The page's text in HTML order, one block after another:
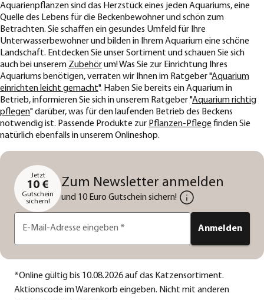
Aquarienpflanzen sind das Herzstück eines jeden Aquariums, eine
Quelle des Lebens für die Beckenbewohner und schön zum
Betrachten. Sie schaffen ein gesundes Umfeld für Ihre
Unterwasserbewohner und bilden in Ihrem Aquarium eine schöne
Landschaft. Entdecken Sie unser Sortiment und schauen Sie sich
auch bei unserem Zubehörum! Was Sie zur Einrichtung Ihres
Aquariums benötigen, verraten wir Ihnen im Ratgeber "Aquarium
einrichten leicht gemacht". Haben Sie bereits ein Aquarium in
Betrieb, informieren Sie sich in unserem Ratgeber "Aquarium richtig
pflegen" darüber, was für den laufenden Betrieb des Beckens
notwendig ist. Passende Produkte zur Pflanzen-Pflege finden Sie
natürlich ebenfalls in unserem Onlineshop.
Jetzt
10 €
Gutschein
sichern!
Zum Newsletter anmelden
und 10 Euro Gutschein sichern!
E-Mail-Adresse eingeben * Anmelden
*Online gültig bis 10.08.2026 auf das Katzensortiment.
Aktionscode im Warenkorb eingeben. Nicht mit anderen